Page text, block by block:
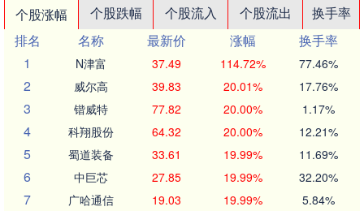
个股涨幅 个股跌幅 个股流入 个股流出
换手率
排名
名称 最新价 涨幅
换手率
1
N津富 37.49 114.72% 77.46%
2 威尔高 39.83 20.01% 17.76%
3 锴威特 77.82 20.00% 1.17%
4 科翔股份 64.32 20.00% 12.21%
5 蜀道装备 33.61 19.99% 11.69%
6 中巨芯 27.85 19.99% 32.20%
7 广哈通信 19.03 19.99% 5.84%